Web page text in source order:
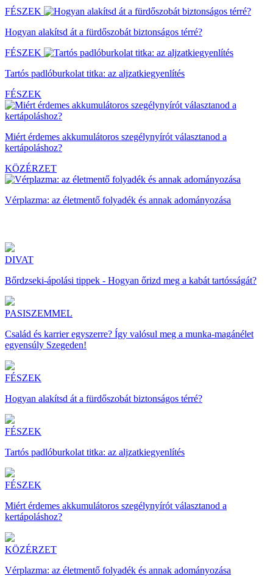
FÉSZEK
Hogyan alakítsd át a fürdőszobát biztonságos térré?
FÉSZEK
Tartós padlóburkolat titka: az aljzatkiegyenlítés
FÉSZEK
Miért érdemes akkumulátoros szegélynyírót választanod a
kertápoláshoz?
KÖZÉRZET
Vérplazma: az életmentő folyadék és annak adományozása
DIVAT
Bőrdzseki-ápolási tippek - Hogyan őrizd meg a kabát tartósságát?
PASISZEMMEL
Család és karrier egyszerre? Így valósul meg a munka-magánélet
egyensúly Szegeden!
FÉSZEK
Hogyan alakítsd át a fürdőszobát biztonságos térré?
FÉSZEK
Tartós padlóburkolat titka: az aljzatkiegyenlítés
FÉSZEK
Miért érdemes akkumulátoros szegélynyírót választanod a
kertápoláshoz?
KÖZÉRZET
Vérplazma: az életmentő folyadék és annak adományozása